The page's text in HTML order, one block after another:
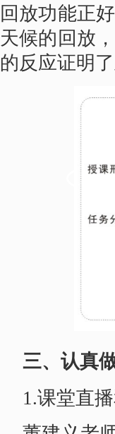
回放功能正
天候的回放
的反应证明
三、认真
1.课堂直